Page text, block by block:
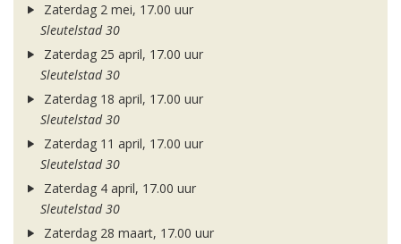
Zaterdag 2 mei, 17.00 uur
Sleutelstad 30
Zaterdag 25 april, 17.00 uur
Sleutelstad 30
Zaterdag 18 april, 17.00 uur
Sleutelstad 30
Zaterdag 11 april, 17.00 uur
Sleutelstad 30
Zaterdag 4 april, 17.00 uur
Sleutelstad 30
Zaterdag 28 maart, 17.00 uur